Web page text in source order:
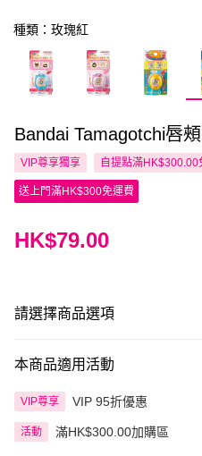
種類：玫瑰紅
Bandai Tamagotchi唇
VIP尊享獨享 自提點滿HK$300.00
送上門滿HK$300免運費
HK$79.00
請選擇商品選項
本商品適用活動
VIP尊享 VIP 95折優惠
活動 滿HK$300.00加購區